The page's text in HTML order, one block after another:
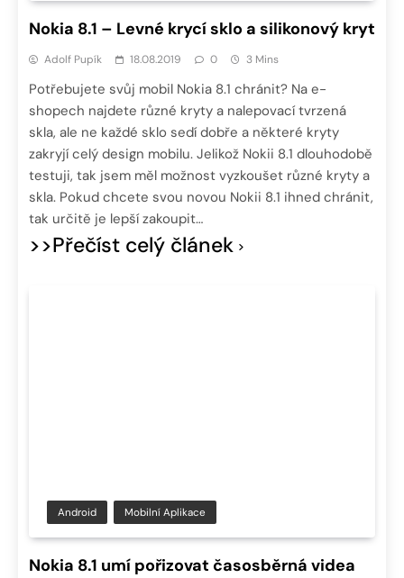
Nokia 8.1 – Levné krycí sklo a silikonový kryt
Adolf Pupík 18.08.2019 0 3 Mins
Potřebujete svůj mobil Nokia 8.1 chránit? Na e-
shopech najdete různé kryty a nalepovací tvrzená
skla, ale ne každé sklo sedí dobře a některé kryty
zakryjí celý design mobilu. Jelikož Nokii 8.1 dlouhodobě
testuji, tak jsem měl možnost vyzkoušet různé kryty a
skla. Pokud chcete svou novou Nokii 8.1 ihned chránit,
tak určitě je lepší zakoupit…
>>Přečíst celý článek
Android Mobilní Aplikace
Nokia 8.1 umí pořizovat časosběrná videa